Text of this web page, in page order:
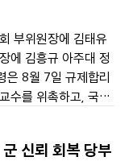
부위원장에 김태유
에 김흥규 아주대 정
은 8월 7일 규제합리
수를 위촉하고, 국립
를 임명했다.규제
신뢰 회복 당부